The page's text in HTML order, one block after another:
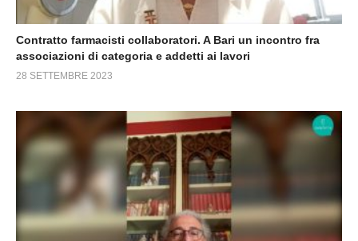
Contratto farmacisti collaboratori. A Bari un incontro fra
associazioni di categoria e addetti ai lavori
28 SETTEMBRE 2023